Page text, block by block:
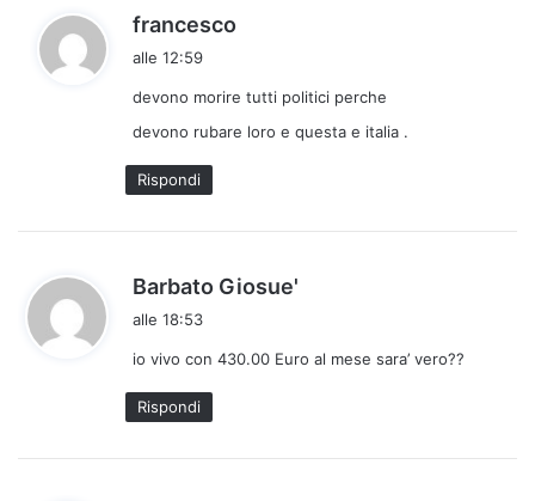
francesco
e
t
alle 12:59
devono morire tutti politici perche
devono rubare loro e questa e italia .
Rispondi
Barbato Giosue'
e
alle 18:53
io vivo con 430.00 Euro al mese sara’ vero??
Rispondi